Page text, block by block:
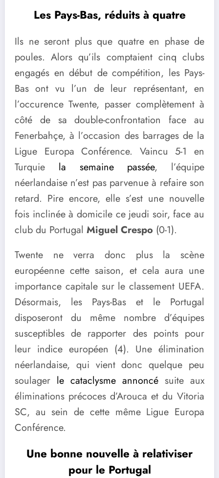
Les Pays-Bas, réduits à quatre
Ils ne seront plus que quatre en phase de
poules. Alors qu’ils comptaient cinq clubs
engagés en début de compétition, les Pays-
Bas ont vu l’un de leur représentant, en
l’occurence Twente, passer complètement à
côté de sa double-confrontation face au
Fenerbahçe, à l’occasion des barrages de la
Ligue Europa Conférence. Vaincu 5-1 en
Turquie la semaine passée, l’équipe
néerlandaise n’est pas parvenue à refaire son
retard. Pire encore, elle s’est une nouvelle
fois inclinée à domicile ce jeudi soir, face au
club du Portugal Miguel Crespo (0-1).
Twente ne verra donc plus la scène
européenne cette saison, et cela aura une
importance capitale sur le classement UEFA.
Désormais, les Pays-Bas et le Portugal
disposeront du même nombre d’équipes
susceptibles de rapporter des points pour
leur indice européen (4). Une élimination
néerlandaise, qui vient donc quelque peu
soulager le cataclysme annoncé suite aux
éliminations précoces d’Arouca et du Vitoria
SC, au sein de cette même Ligue Europa
Conférence.
Une bonne nouvelle à relativiser
pour le Portugal